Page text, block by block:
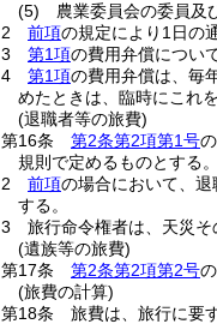
(5)
農業委員会の委員及
2
前項の規定により1日の
3
第1項の費用弁償につい
4
第1項の費用弁償は、毎
めたときは、臨時にこれ
(退職者等の旅費)
第16条
第2条第2項第1号
規則で定めるものとする。
2
前項の場合において、
する。
3
旅行命令権者は、天災そ
(遺族等の旅費)
第17条
第2条第2項第2号
(旅費の計算)
第18条
旅費は、旅行に要